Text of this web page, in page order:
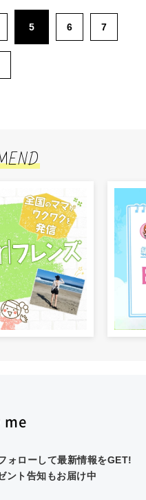
5 6 7
me
ォローして最新情報をGET!
ント告知もお届け中